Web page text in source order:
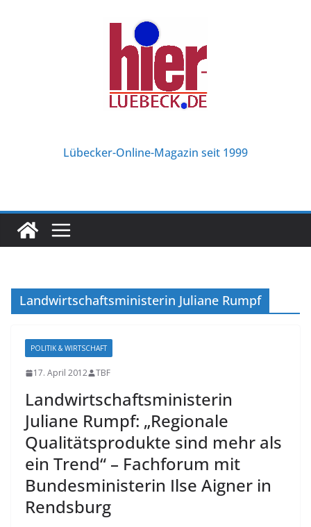
Lübecker-Online-Magazin seit 1999
Landwirtschaftsministerin Juliane Rumpf
POLITIK & WIRTSCHAFT
17. April 2012 TBF
Landwirtschaftsministerin
Juliane Rumpf: „Regionale
Qualitätsprodukte sind mehr als
ein Trend“ – Fachforum mit
Bundesministerin Ilse Aigner in
Rendsburg